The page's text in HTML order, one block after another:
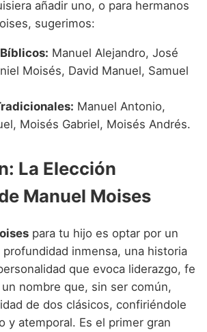
añadir uno, o para hermanos
sugerimos:
Manuel Alejandro, José
Moisés, David Manuel, Samuel
Manuel Antonio,
Moisés Gabriel, Moisés Andrés.
La Elección
Manuel Moises
para tu hijo es optar por un
inmensa, una historia
que evoca liderazgo, fe
nombre que, sin ser común,
de dos clásicos, confiriéndole
y atemporal. Es el primer gran